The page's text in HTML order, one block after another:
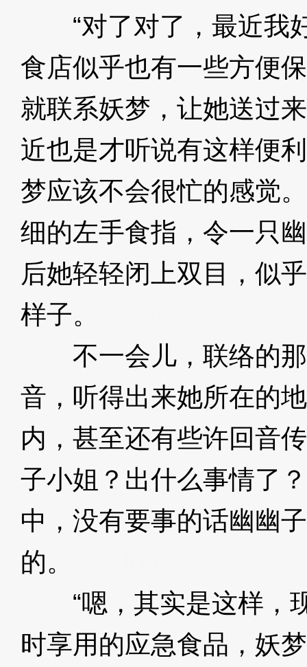
“对了对了，最近我
食店似乎也有一些方便
就联系妖梦，让她送过
近也是才听说有这样便
梦应该不会很忙的感觉
细的左手食指，令一只
后她轻轻闭上双目，似
样子。
不一会儿，联络的那
音，听得出来她所在的
内，甚至还有些许回音
子小姐？出什么事情了
中，没有要事的话幽幽
的。
“嗯，其实是这样，
时享用的应急食品，妖